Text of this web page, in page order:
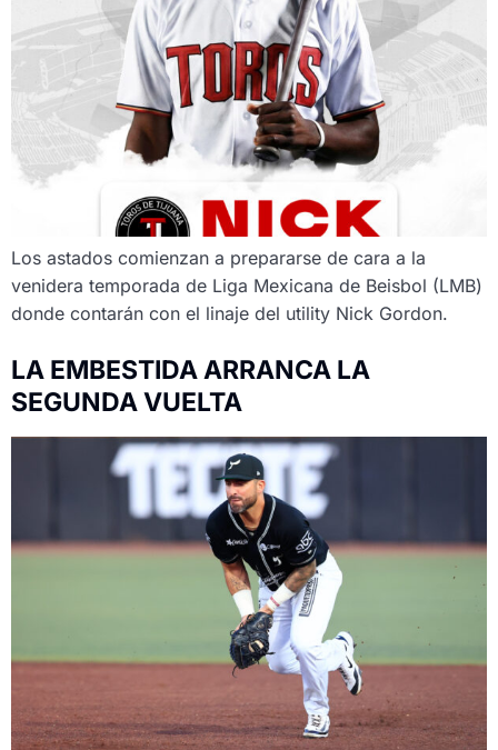
Los astados comienzan a prepararse de cara a la
venidera temporada de Liga Mexicana de Beisbol (LMB)
donde contarán con el linaje del utility Nick Gordon.
LA EMBESTIDA ARRANCA LA
SEGUNDA VUELTA